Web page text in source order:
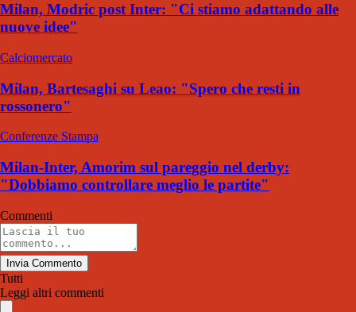
Milan, Modric post Inter: "Ci stiamo adattando alle
nuove idee"
Calciomercato
Milan, Bartesaghi su Leao: "Spero che resti in
rossonero"
Conferenze Stampa
Milan-Inter, Amorim sul pareggio nel derby:
"Dobbiamo controllare meglio le partite"
Commenti
Invia Commento
Tutti
Leggi altri commenti